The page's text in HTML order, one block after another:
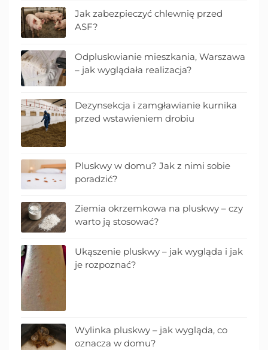
Jak zabezpieczyć chlewnię przed
ASF?
Odpluskwianie mieszkania, Warszawa
– jak wyglądała realizacja?
Dezynsekcja i zamgławianie kurnika
przed wstawieniem drobiu
Pluskwy w domu? Jak z nimi sobie
poradzić?
Ziemia okrzemkowa na pluskwy – czy
warto ją stosować?
Ukąszenie pluskwy – jak wygląda i jak
je rozpoznać?
Wylinka pluskwy – jak wygląda, co
oznacza w domu?